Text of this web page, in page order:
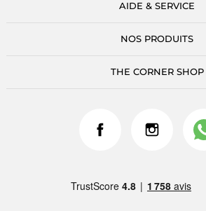
AIDE & SERVICE
NOS PRODUITS
THE CORNER SHOP